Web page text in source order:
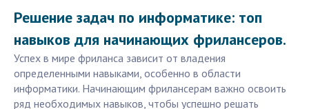
Решение задач по информатике: топ
навыков для начинающих фрилансеров.
Успех в мире фриланса зависит от владения
определенными навыками, особенно в области
информатики. Начинающим фрилансерам важно освоить
ряд необходимых навыков, чтобы успешно решать